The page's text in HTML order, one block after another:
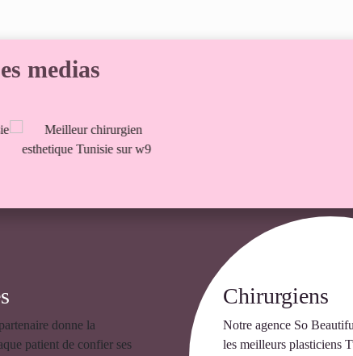
medias
donne la
patient de confier ses
Chirurgiens
Notre agence So
les meilleurs plasticiens